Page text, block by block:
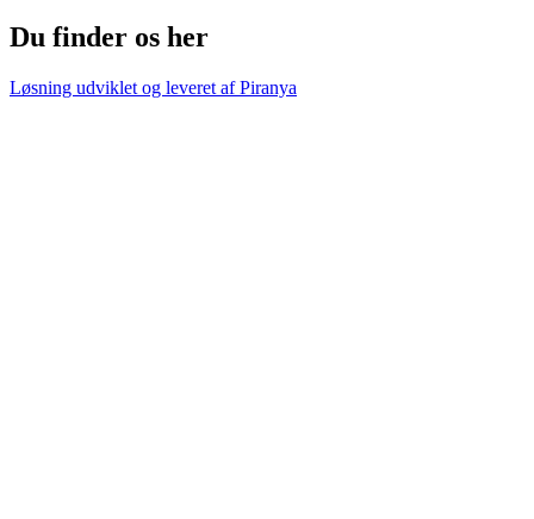
Du finder os her
Løsning udviklet og leveret afPiranya